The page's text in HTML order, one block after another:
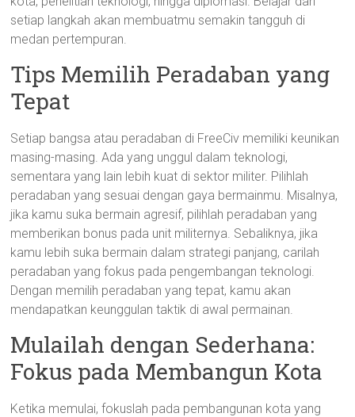
setiap langkah akan membuatmu semakin tangguh di
medan pertempuran.
Tips Memilih Peradaban yang
Tepat
Setiap bangsa atau peradaban di FreeCiv memiliki keunikan
masing-masing. Ada yang unggul dalam teknologi,
sementara yang lain lebih kuat di sektor militer. Pilihlah
peradaban yang sesuai dengan gaya bermainmu. Misalnya,
jika kamu suka bermain agresif, pilihlah peradaban yang
memberikan bonus pada unit militernya. Sebaliknya, jika
kamu lebih suka bermain dalam strategi panjang, carilah
peradaban yang fokus pada pengembangan teknologi.
Dengan memilih peradaban yang tepat, kamu akan
mendapatkan keunggulan taktik di awal permainan.
Mulailah dengan Sederhana:
Fokus pada Membangun Kota
Ketika memulai, fokuslah pada pembangunan kota yang